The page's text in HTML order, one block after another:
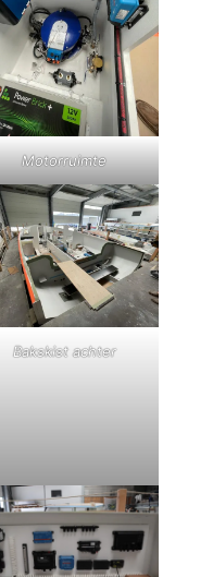
Motorruimte
Bakskist achter